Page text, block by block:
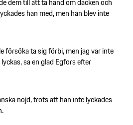
han med, men han blev inte
försöka ta sig förbi, men jag var inte
sa en glad Egfors efter
nöjd, trots att han inte lyckades